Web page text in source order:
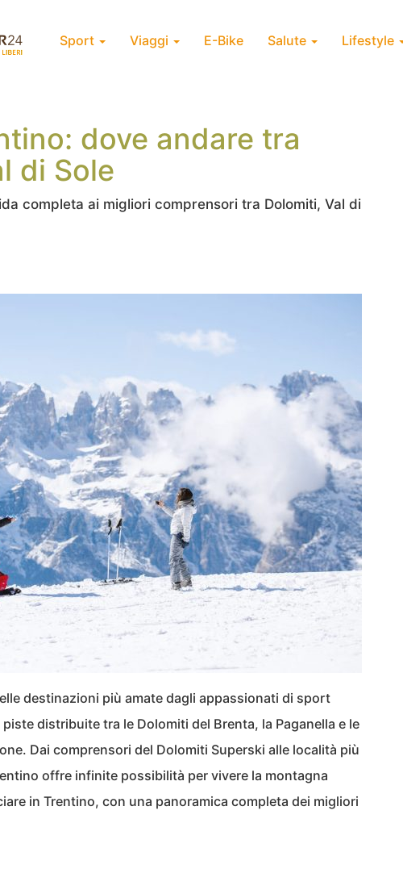
Sport Viaggi E-Bike Salute Lifestyle
dove andare tra
di Sole
completa ai migliori comprensori tra Dolomiti, Val di
destinazioni più amate dagli appassionati di sport
distribuite tra le Dolomiti del Brenta, la Paganella e le
Dai comprensori del Dolomiti Superski alle località più
offre infinite possibilità per vivere la montagna
in Trentino, con una panoramica completa dei migliori